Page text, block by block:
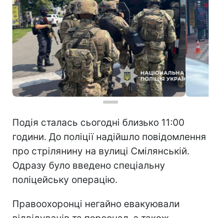
Подія сталась сьогодні близько 11:00
години. До поліції надійшло повідомлення
про стрілянину на вулиці Смілянській.
Одразу було введено спеціальну
поліцейську операцію.
Правоохоронці негайно евакуювали